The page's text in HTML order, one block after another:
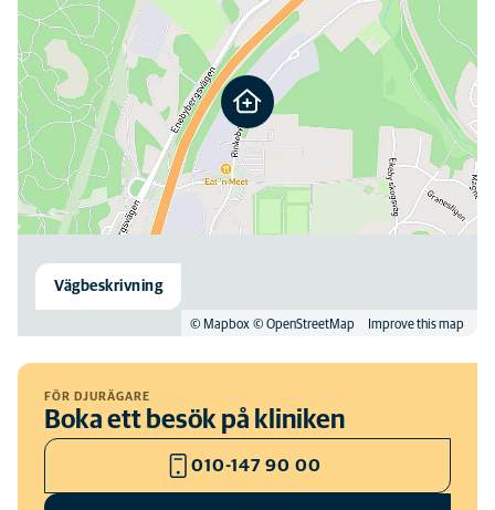
© Mapbox © OpenStreetMap Improve this map
Vägbeskrivning
FÖR DJURÄGARE
Boka ett besök på kliniken
010-147 90 00